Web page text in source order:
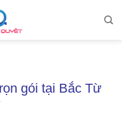
gói tại Bắc Từ